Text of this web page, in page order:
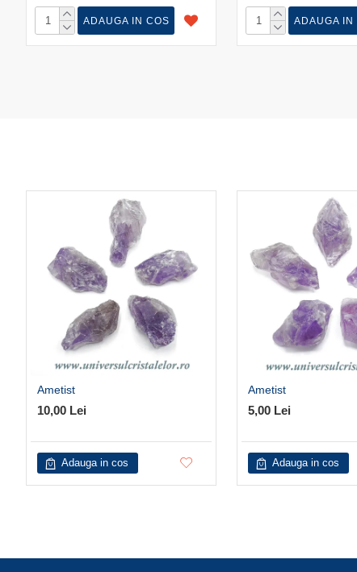
ADAUGA IN COS ADAUGA IN
Ametist
10,00 Lei
Adauga in cos
Ametist
5,00 Lei
Adauga in cos